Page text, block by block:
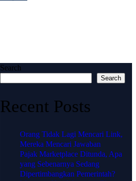
Search
Search
Recent Posts
Orang Tidak Lagi Mencari Link,
Mereka Mencari Jawaban
Pajak Marketplace Ditunda, Apa
yang Sebenarnya Sedang
Dipertimbangkan Pemerintah?
🗺️
Lokasi